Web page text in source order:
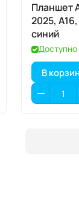
Планшет
2025,
синий
Доступно
В